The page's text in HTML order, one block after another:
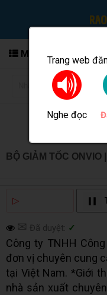
Trang web
Nghe đọc
MENU
BỘ GIẢM TỐC
▷
✉ Đã duyệt: ✓
Công ty TNHH
đơn vị chuyên cung
tại Việt Nam. *Giới
nhà sản xuất